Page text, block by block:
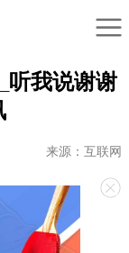
听我说谢谢
来源：互联网